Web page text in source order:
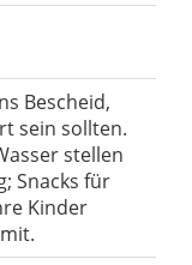
Bescheid,
sein sollten.
stellen
Snacks für
Kinder